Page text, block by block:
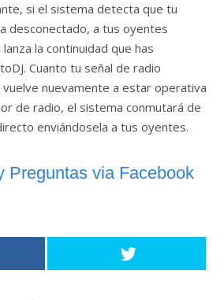
si el sistema detecta que tu
desconectado, a tus oyentes
la continuidad que has
Cuanto tu señal de radio
nuevamente a estar operativa
de radio, el sistema conmutará de
enviándosela a tus oyentes.
Preguntas via Facebook